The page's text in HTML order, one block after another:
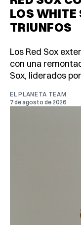
LOS WHITE
TRIUNFOS
Los Red Sox
con una
Sox, liderados
EL PLANETA TEAM
7 de agosto de 2026